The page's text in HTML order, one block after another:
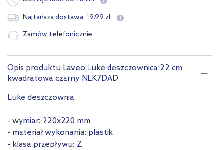
Najtańsza dostawa: 19,99 zł
Zamów telefonicznie
Opis produktu Laveo Luke deszczownica 22 cm
kwadratowa czarny NLK7DAD
Luke deszczownia
- wymiar: 220x220 mm
- materiał wykonania: plastik
- klasa przepływu: Z